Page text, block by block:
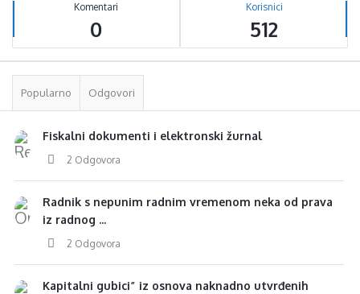
Komentari
0
Korisnici
512
Popularno Odgovori
Fiskalni dokumenti i elektronski žurnal
2 Odgovora
Radnik s nepunim radnim vremenom neka od prava
iz radnog ...
2 Odgovora
Kapitalni gubici” iz osnova naknadno utvrđenih